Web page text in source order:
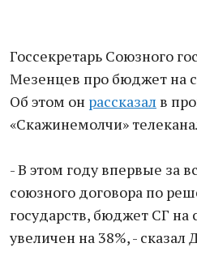
Госсекретарь Союзного
Мезенцев про бюджет на
Об этом он рассказал в
«Скажинемолчи»
- В этом году впервые за
союзного договора по
государств, бюджет СГ
увеличен на 38%, -